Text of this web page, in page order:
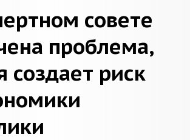
совете
проблема,
создает риск